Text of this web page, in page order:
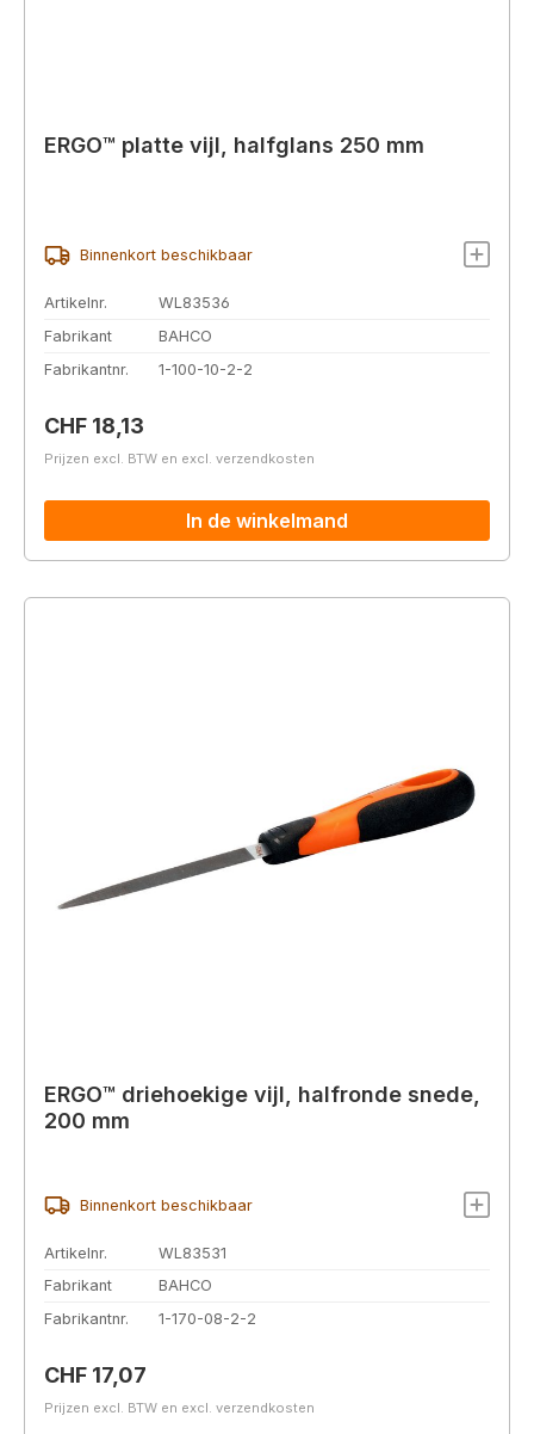
ERGO™ platte vijl, halfglans 250 mm
Binnenkort beschikbaar
Artikelnr.
WL83536
Fabrikant
BAHCO
Fabrikantnr.
1-100-10-2-2
Normale prijs:
CHF 18,13
Prijzen excl. BTW en excl. verzendkosten
In de winkelmand
ERGO™ driehoekige vijl, halfronde snede,
200 mm
Binnenkort beschikbaar
Artikelnr.
WL83531
Fabrikant
BAHCO
Fabrikantnr.
1-170-08-2-2
Normale prijs:
CHF 17,07
Prijzen excl. BTW en excl. verzendkosten